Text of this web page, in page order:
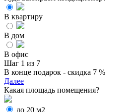
В квартиру
В дом
В офис
Шаг 1 из 7
В конце подарок - скидка 7 %
Далее
Какая площадь помещения?
до 20 м2